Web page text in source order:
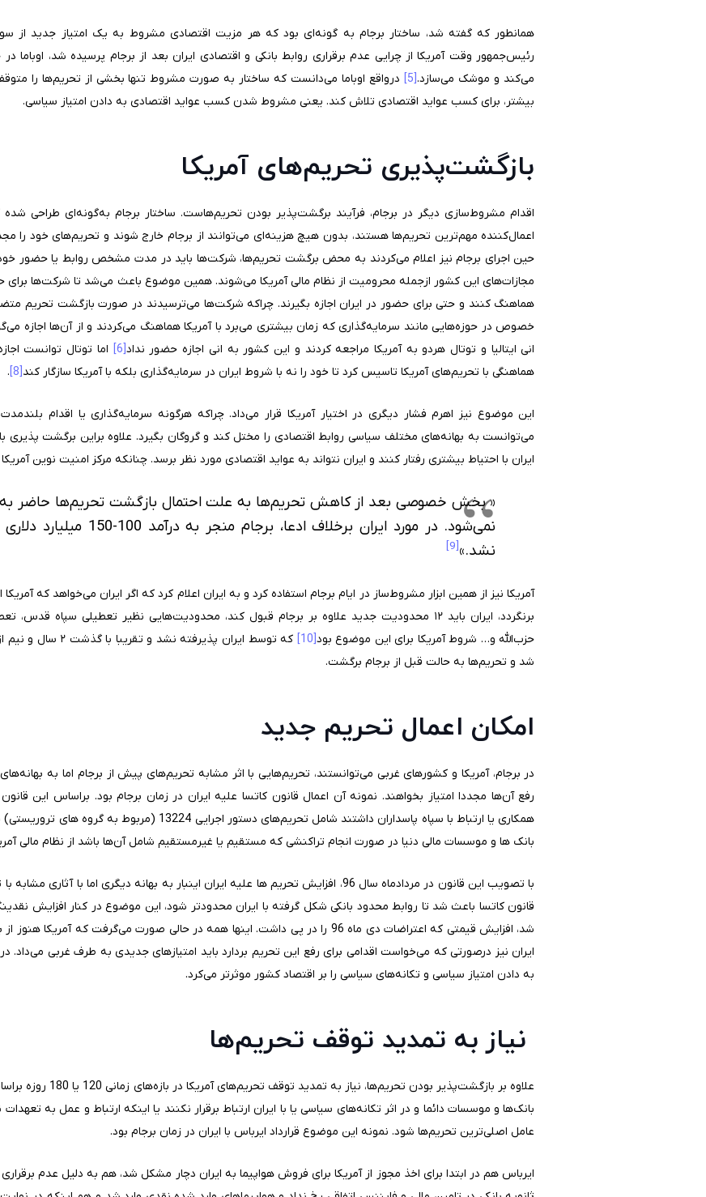
همانطور که گفته شد، ساختار برجام به گونه‌ای بود که هر مزیت اقتصادی مشروط به یک امتیاز جدید از
رئیس‌جمهور وقت آمریکا از چرایی عدم برقراری روابط بانکی و اقتصادی ایران بعد از برجام پرسیده شد، اوباما
می‌کند و موشک می‌سازد.[5]
درواقع اوباما می‌دانست که ساختار به صورت مشروط تنها بخشی از تحریم‌ها را
بیشتر، برای کسب عواید اقتصادی تلاش کند. یعنی مشروط شدن کسب عواید اقتصادی به دادن امتیاز سیاسی.
بازگشت‌پذیری تحریم‌های آمریکا
اقدام مشروط‌سازی دیگر در برجام، فرآیند برگشت‌پذیر بودن تحریم‌هاست. ساختار برجام به‌گونه‌ای طراحی
اعمال‌کننده مهم‌ترین تحریم‌ها هستند، بدون هیچ هزینه‌ای می‌توانند از برجام خارج شوند و تحریم‌های خود را
حین اجرای برجام نیز اعلام می‌کردند به محض برگشت تحریم‌ها، شرکت‌ها باید در مدت مشخص روابط یا حضور خود
مجازات‌های این کشور ازجمله محرومیت از نظام مالی آمریکا می‌شوند. همین موضوع باعث می‌شد تا شرکت‌ها برای
هماهنگ کنند و حتی برای حضور در ایران اجازه بگیرند. چراکه شرکت‌ها می‌ترسیدند در صورت بازگشت تحریم
خصوص در حوزه‌هایی مانند سرمایه‌گذاری که زمان‌ بیشتری می‌برد با آمریکا هماهنگ می‌کردند و از آن‌ها اجازه
انی ایتالیا و توتال هردو به آمریکا مراجعه کردند و این کشور به انی اجازه حضور نداد[6] اما توتال توانست
هماهنگی با تحریم‌های آمریکا تاسیس کرد تا خود را نه با شروط ایران در سرمایه‌گذاری بلکه با آمریکا سازگار کند[8]
.
این موضوع نیز اهرم فشار دیگری در اختیار آمریکا قرار می‌داد. چراکه هرگونه سرمایه‌گذاری یا اقدام
می‌توانست به بهانه‌های مختلف سیاسی روابط اقتصادی را مختل کند و گروگان بگیرد. علاوه براین برگشت
ایران با احتیاط بیشتری رفتار کنند و ایران نتواند به عواید اقتصادی مورد نظر برسد. چنانکه مرکز امنیت نوین
« بخش خصوصی بعد از کاهش تحریم‌ها به علت احتمال بازگشت تحریم‌ها حاضر
نمی‌شود. در مورد ایران برخلاف
نشد.»
آمریکا نیز از همین ابزار مشروط‌ساز در ایام برجام استفاده کرد و به ایران اعلام کرد که اگر ایران می‌خواهد که
برنگردد، ایران باید ۱۲ محدودیت جدید علاوه بر برجام قبول کند، محدودیت‌هایی نظیر تعطیلی
حزب‌الله و… شروط آمریکا برای این موضوع بود[10]
که توسط ایران
شد و تحریم‌ها به حالت قبل از برجام برگشت.
امکان اعمال تحریم جدید
در برجام، آمریکا و کشورهای غربی می‌توانستند، تحریم‌هایی با اثر مشابه تحریم‌های پیش از برجام اما به
رفع آن‌ها مجددا امتیاز بخواهند. نمونه آن اعمال قانون کاتسا علیه ایران در زمان برجام بود. براساس این
همکاری یا ارتباط با سپاه پاسداران داشتند شامل تحریم‌های
بانک ها و موسسات مالی دنیا در صورت انجام تراکنشی که مستقیم یا غیرمستقیم شامل آن‌ها باشد از نظام مالی
با تصویب این قانون در مردادماه سال 96، افزایش تحریم ها علیه ایران اینبار به بهانه دیگری
شد، افزایش قیمتی که اعتراضات دی ماه 96 را در پی داشت. اینها همه در حالی صورت می‌گرفت که
ایران نیز درصورتی که می‌خواست اقدامی برای رفع این تحریم بردارد باید امتیازهای جدیدی به طرف غربی می‌داد.
به دادن امتیاز سیاسی و تکانه‌های سیاسی را بر اقتصاد کشور موثرتر می‌کرد.
نیاز به تمدید توقف تحریم‌ها
علاوه بر بازگشت‌پذیر
بانک‌ها و موسسات دائما و در اثر تکانه‌های سیاسی یا با ایران ارتباط برقرار نکنند یا اینکه ارتباط و عمل به
عامل اصلی‌ترین تحریم‌ها شود. نمونه این موضوع قرارداد ایرباس با ایران در زمان برجام بود.
ایرباس هم در ابتدا برای اخذ مجوز از آمریکا برای فروش هواپیما به ایران دچار مشکل شد، هم به دلیل عدم